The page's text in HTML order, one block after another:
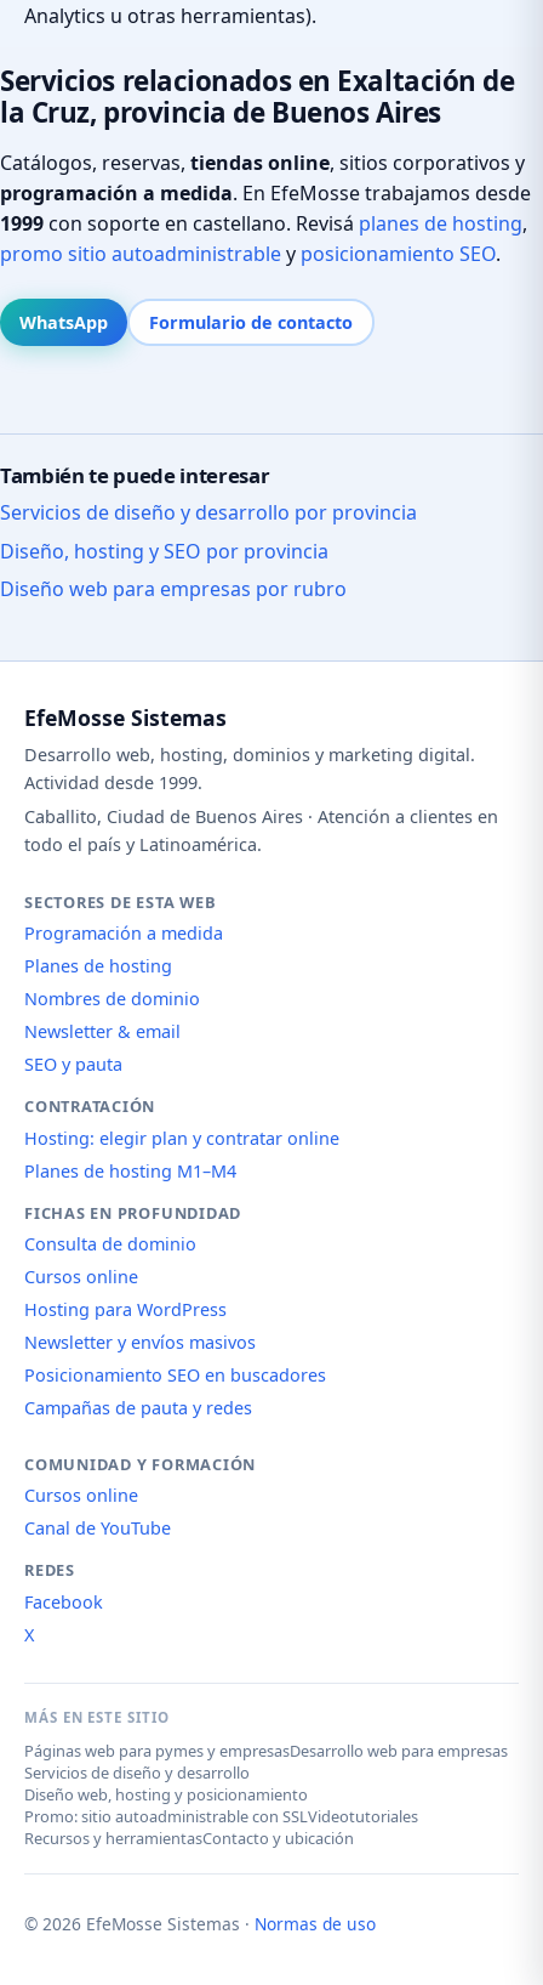
Analytics u otras herramientas).
Servicios relacionados en Exaltación de
la Cruz, provincia de Buenos Aires
Catálogos, reservas, tiendas online, sitios corporativos y
programación a medida. En EfeMosse trabajamos desde
1999con soporte en castellano. Revisá planes de hosting,
promo sitio autoadministrabley posicionamiento SEO.
WhatsApp Formulario de contacto
También te puede interesar
Servicios de diseño y desarrollo por provincia
Diseño, hosting y SEO por provincia
Diseño web para empresas por rubro
EfeMosse Sistemas
Desarrollo web, hosting, dominios y marketing digital.
Actividad desde 1999.
Caballito, Ciudad de Buenos Aires · Atención a clientes en
todo el país y Latinoamérica.
SECTORES DE ESTA WEB
Programación a medida
Planes de hosting
Nombres de dominio
Newsletter & email
SEO y pauta
CONTRATACIÓN
Hosting: elegir plan y contratar online
Planes de hosting M1–M4
FICHAS EN PROFUNDIDAD
Consulta de dominio
Cursos online
Hosting para WordPress
Newsletter y envíos masivos
Posicionamiento SEO en buscadores
Campañas de pauta y redes
COMUNIDAD Y FORMACIÓN
Cursos online
Canal de YouTube
REDES
Facebook
X
MÁS EN ESTE SITIO
Páginas web para pymes y empresasDesarrollo web para empresas
Servicios de diseño y desarrollo
Diseño web, hosting y posicionamiento
Promo: sitio autoadministrable con SSLVideotutoriales
Recursos y herramientasContacto y ubicación
© 2026 EfeMosse Sistemas · Normas de uso